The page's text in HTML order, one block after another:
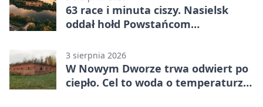
63 race i minuta ciszy. Nasielsk
oddał hołd Powstańcom
3 sierpnia 2026
W Nowym Dworze trwa odwiert po
ciepło. Cel to woda o temperaturze